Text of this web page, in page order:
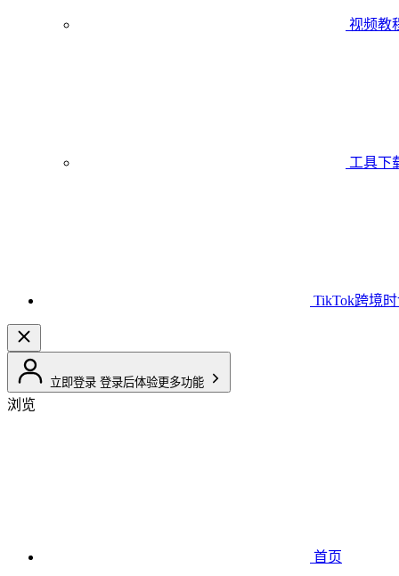
视频教
工具下
TikTok跨境
立即登录 登录后体验更多功能
浏览
首页